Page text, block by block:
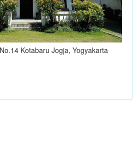
Kotabaru Jogja, Yogyakarta